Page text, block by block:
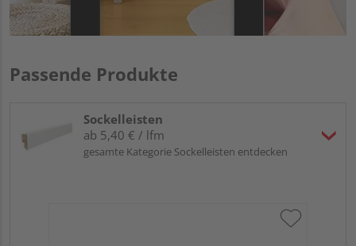
Passende Produkte
Sockelleisten
ab 5,40 € / lfm
gesamte Kategorie Sockelleisten entdecken